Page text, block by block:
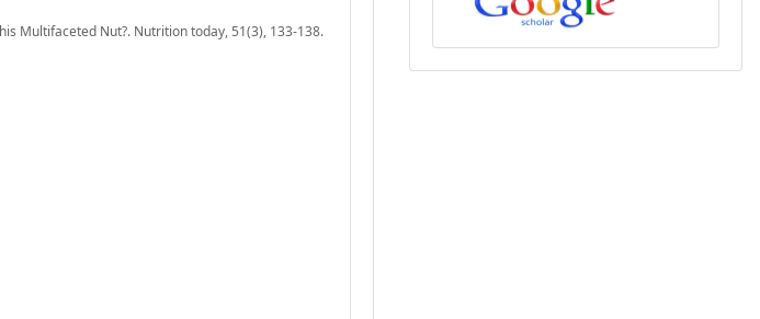
Multifaceted Nut?. Nutrition today, 51(3), 133-138.